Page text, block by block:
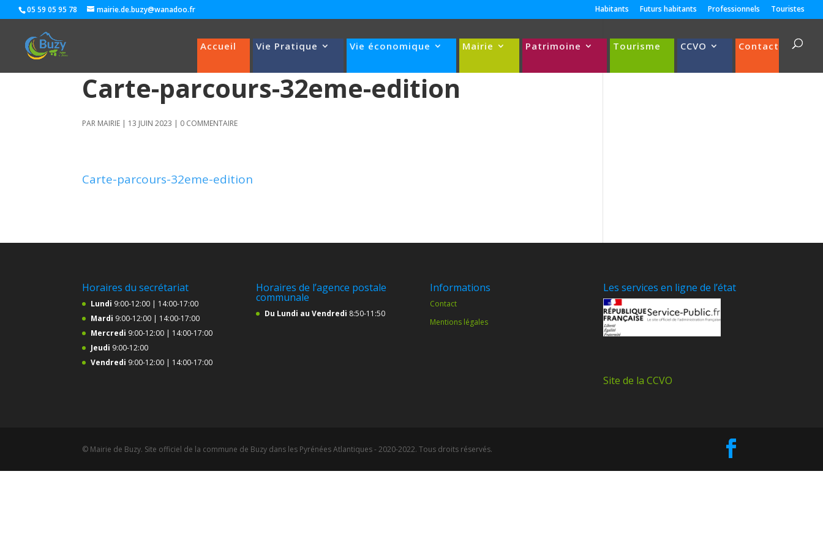
05 59 05 95 78 mairie.de.buzy@wanadoo.fr Habitants Futurs habitants Professionnels Touristes
Accueil Vie Pratique Vie économique Mairie Patrimoine Tourisme CCVO Contact
Carte-parcours-32eme-edition
PAR MAIRIE | 13 JUIN 2023 | 0 COMMENTAIRE
Carte-parcours-32eme-edition
Horaires du secrétariat
Lundi 9:00-12:00 | 14:00-17:00
Mardi 9:00-12:00 | 14:00-17:00
Mercredi 9:00-12:00 | 14:00-17:00
Jeudi 9:00-12:00
Vendredi 9:00-12:00 | 14:00-17:00
Horaires de l’agence postale
communale
Du Lundi au Vendredi 8:50-11:50
Informations
Contact
Mentions légales
Les services en ligne de l’état
Site de la CCVO
© Mairie de Buzy. Site officiel de la commune de Buzy dans les Pyrénées Atlantiques - 2020-2022. Tous droits réservés.